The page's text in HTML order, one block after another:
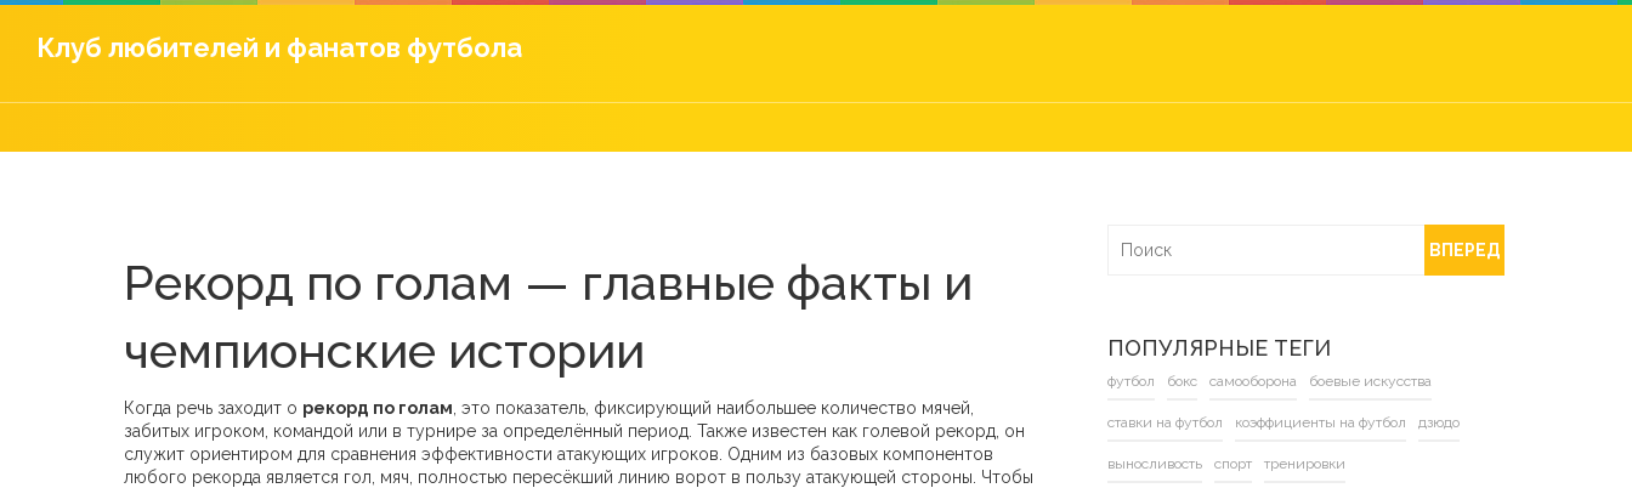
Клуб любителей и фанатов футбола
Рекорд по голам — главные факты и
чемпионские истории
Когда речь заходит о рекорд по голам это показатель, фиксирующий наибольшее количество мячей,
забитых игроком, командой или в турнире за определённый период . Также известен как голевой рекорд , он
служит ориентиром для сравнения эффективности атакующих игроков. Одним из базовых компонентов
любого рекорда является гол мяч, полностью пересёкший линию ворот в пользу атакующей стороны . Чтобы
ВПЕРЕД
ПОПУЛЯРНЫЕ ТЕГИ
футбол бокс самооборона боевые искусства
ставки на футбол коэффициенты на футбол дзюдо
выносливость спорт тренировки